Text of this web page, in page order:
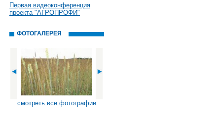
Первая видеоконференция
проекта "АГРОПРОФИ"
ФОТОГАЛЕРЕЯ
смотреть все фотографии